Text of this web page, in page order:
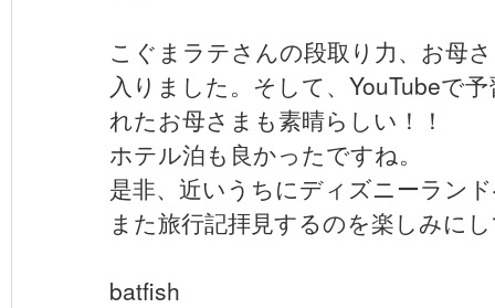
こぐまラテさんの段取り力、お母
入りました。そして、YouTubeで
れたお母さまも素晴らしい！！
ホテル泊も良かったですね。
是非、近いうちにディズニーラン
また旅行記拝見するのを楽しみに
batfish